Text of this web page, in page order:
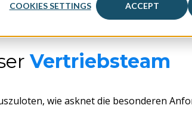
COOKIES SETTINGS ACCEPT
Vertriebsteam
wie asknet die besonderen